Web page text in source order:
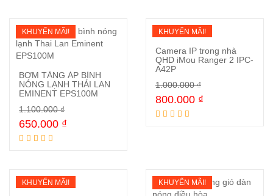
KHUYẾN MÃI!
Mua ngay
BƠM TĂNG ÁP BÌNH
NÓNG LẠNH THÁI LAN
EMINENT EPS100M
1.100.000₫
650.000 ₫
KHUYẾN MÃI!
Mua ngay
Camera IP trong nhà
QHD iMou Ranger 2 IPC-
A42P
1.000.000₫
800.000 ₫
KHUYẾN MÃI! KHUYẾN MÃI!